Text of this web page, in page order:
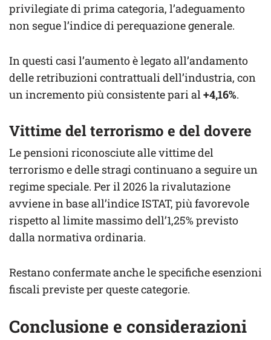
privilegiate di prima categoria, l’adeguamento
non segue l’indice di perequazione generale.
In questi casi l’aumento è legato all’andamento
delle retribuzioni contrattuali dell’industria, con
un incremento più consistente pari al+4,16%.
Vittime del terrorismo e del dovere
Le pensioni riconosciute alle vittime del
terrorismo e delle stragi continuano a seguire un
regime speciale. Per il 2026 la rivalutazione
avviene in base all’indice ISTAT, più favorevole
rispetto al limite massimo dell’1,25% previsto
dalla normativa ordinaria.
Restano confermate anche le specifiche esenzioni
fiscali previste per queste categorie.
Conclusione e considerazioni